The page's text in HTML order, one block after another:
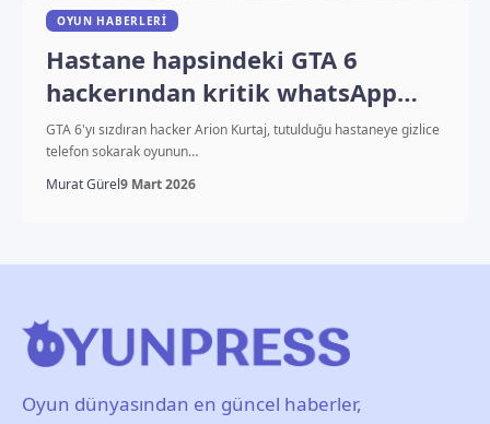
OYUN HABERLERI
Hastane hapsindeki GTA 6
hackerından kritik whatsApp
yazışmaları
GTA 6'yı sızdıran hacker Arion Kurtaj, tutulduğu hastaneye gizlice
telefon sokarak oyunun…
Murat Gürel9 Mart 2026
Oyun dünyasından en güncel haberler,